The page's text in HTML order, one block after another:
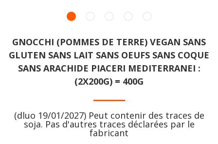
GNOCCHI (POMMES DE TERRE) VEGAN SANS
GLUTEN SANS LAIT SANS OEUFS SANS COQUE
SANS ARACHIDE PIACERI MEDITERRANEI :
(2X200G) = 400G
(dluo 19/01/2027) Peut contenir des traces de
soja. Pas d'autres traces déclarées par le
fabricant